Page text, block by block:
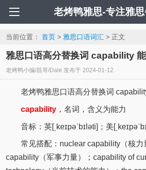
老烤鸭雅思-专注雅
当前位置： 首页> 雅思口语词汇 > 正文
雅思口语高分替换词 capability
老烤鸭小编/昌哥/Dale 发布于 2024-01-12
老烤鸭雅思口语高分替换词
capability，名词，含义为能力
音标：英[ˌkeɪpəˈbɪləti]；美
常见搭配：nuclear capability（核力
capability（军事力量）；capability of